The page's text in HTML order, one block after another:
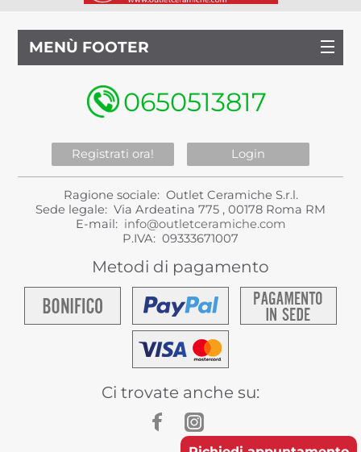
MENÙ FOOTER
0650513817
Registrati ora! Login
Ragione sociale: Outlet Ceramiche S.r.l.
Sede legale: Via Ardeatina 775 , 00178 Roma RM
E-mail: info@outletceramiche.com
P.IVA: 09333671007
Metodi di pagamento
Ci trovate anche su: